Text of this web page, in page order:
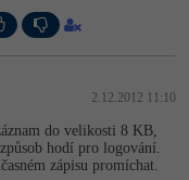
2.12.2012 11:10
do velikosti 8 KB,
hodí pro logování.
zápisu promíchat.